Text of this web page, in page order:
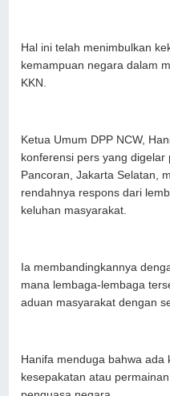
Hal ini telah menimbulkan
kemampuan negara dalam
KKN.
Ketua Umum DPP NCW,
konferensi pers yang
Pancoran, Jakarta Selatan,
rendahnya respons dari
keluhan masyarakat.
Ia membandingkannya
mana lembaga-lembaga
aduan masyarakat dengan
Hanifa menduga bahwa ada
kesepakatan atau